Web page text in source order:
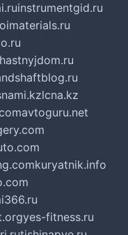
instrumentgid.ru
lcna.kz
avtoguru.net
kuryatnik.info
yes-fitness.ru